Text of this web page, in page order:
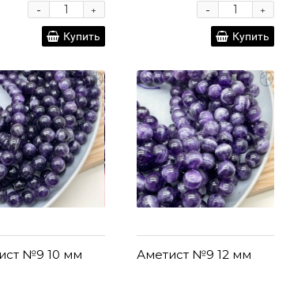
+
-
Купить
+
-
Купить
№9 10 мм Аметист №9 12 мм